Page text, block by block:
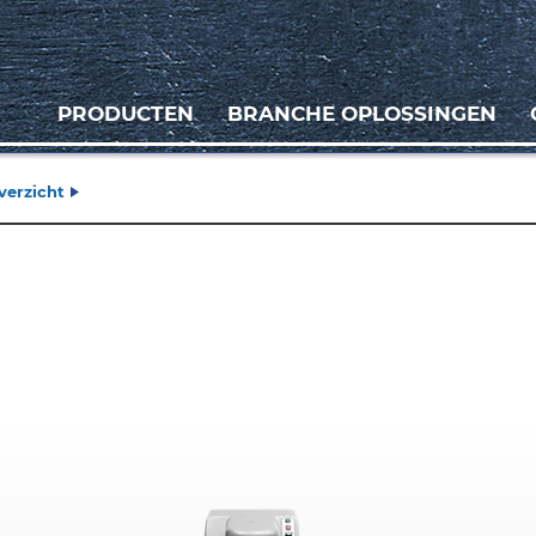
PRODUCTEN BRANCHE OPLOSSINGEN